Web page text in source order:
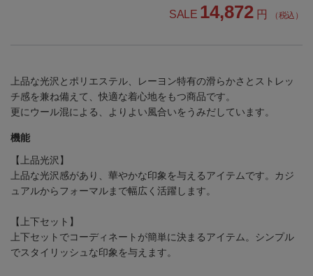
SALE 14,872 円 （税込）
上品な光沢とポリエステル、レーヨン特有の滑らかさとストレッ
チ感を兼ね備えて、快適な着心地をもつ商品です。
更にウール混による、よりよい風合いをうみだしています。
機能
【上品光沢】
上品な光沢感があり、華やかな印象を与えるアイテムです。カジ
ュアルからフォーマルまで幅広く活躍します。
【上下セット】
上下セットでコーディネートが簡単に決まるアイテム。シンプル
でスタイリッシュな印象を与えます。